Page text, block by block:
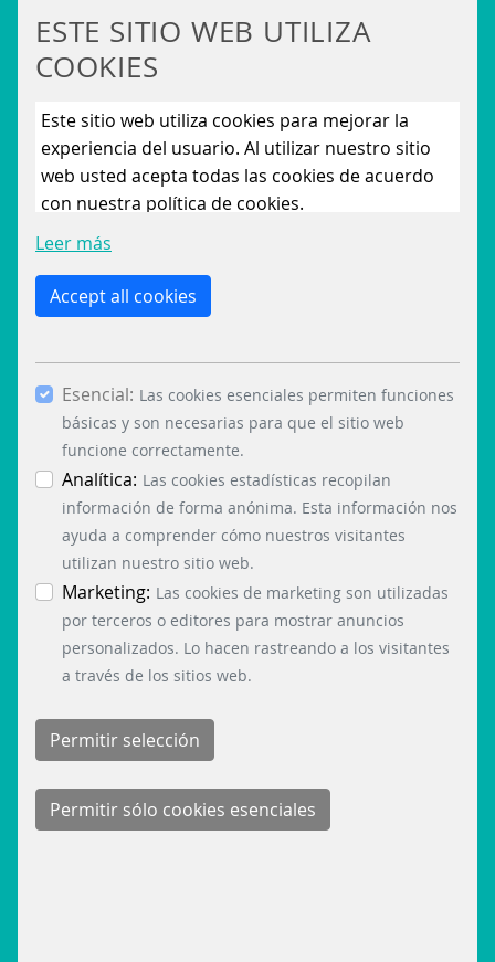
ESTE SITIO WEB UTILIZA
COOKIES
Este sitio web utiliza cookies para mejorar la
experiencia del usuario. Al utilizar nuestro sitio
web usted acepta todas las cookies de acuerdo
con nuestra política de cookies.
Leer más
Accept all cookies
Esencial: Las cookies esenciales permiten funciones
básicas y son necesarias para que el sitio web
funcione correctamente.
Analítica: Las cookies estadísticas recopilan
información de forma anónima. Esta información nos
ayuda a comprender cómo nuestros visitantes
utilizan nuestro sitio web.
Marketing: Las cookies de marketing son utilizadas
por terceros o editores para mostrar anuncios
personalizados. Lo hacen rastreando a los visitantes
a través de los sitios web.